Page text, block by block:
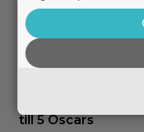
Klassiker
fyller 100 år –
Kvällens
till 5 Oscars